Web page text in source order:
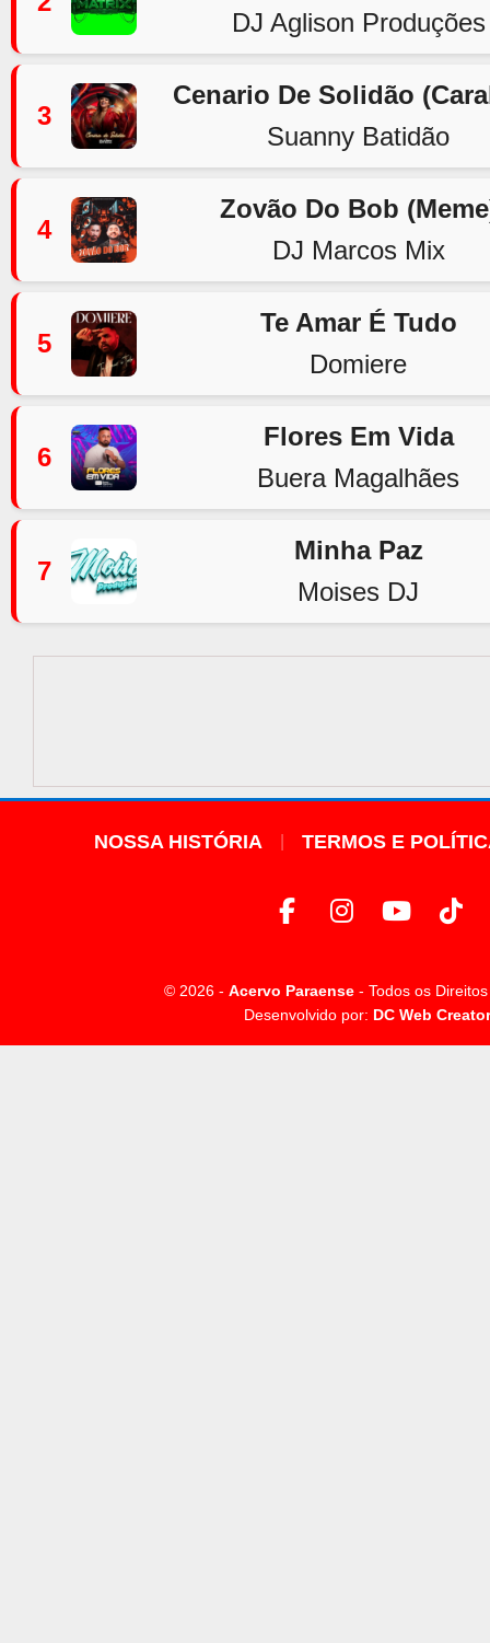
DJ Aglison Produções
3
Cenario De Solidão
Suanny Batidão
4
Zovão Do Bob
DJ Marcos Mix
5
Te Amar É Tudo
Domiere
6
Flores Em Vida
Buera Magalhães
7
Minha Paz
Moises DJ
NOSSA HISTÓRIA TERMOS E
© 2026 - Acervo Paraense - Todos os
Desenvolvido por: DC Web